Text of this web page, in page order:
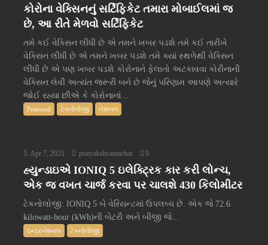
કોરોના વેક્સિનનું સર્ટિફિકેટ તમારા મોબાઈલમાં જ
છે, આ રીતે મેળવો સર્ટિફિકેટ
તમે કઈ વેક્સિન લીધી છે એ તમને ખબર પડશે તમે કઈ તારીખે
વેક્સિન લીધી છે એ તમને ખબર પડશે તમે ક્યાં સ્થળેથી વેક્સિન
લીધી છે એ પણ ખબર પડશે કોરોનાને ફેલાતો અટકાવવા કોરીનાની
વેક્સિન લેવી અત્યંત જરૂરી બને છે જેનું પરિણામ આપણે અત્યારે
જોઈ રહ્યા છીએ કે કોરોનાનાં...
Featured ટેક્નોલોજી નેશનલ
Apr 7, 2021 pratyakshsamachar 0
હ્યુન્ડાઇએ IONIQ 5 ઇલેક્ટ્રિક કાર કરી લોન્ચ,
એક જ વખત ચાર્જ કરવા પર ચાલશે 430 કિલોમીટર
ટેકનોલોજી: IONIQ 5 બે વેરિયન્ટમાં ઉપલબ્ધ છે. એક જે 72.6
kilowatt-hour (kWh)ની બેટરી અને બીજી જે...
ઇન્ટરનેશનલ ટેક્નોલોજી